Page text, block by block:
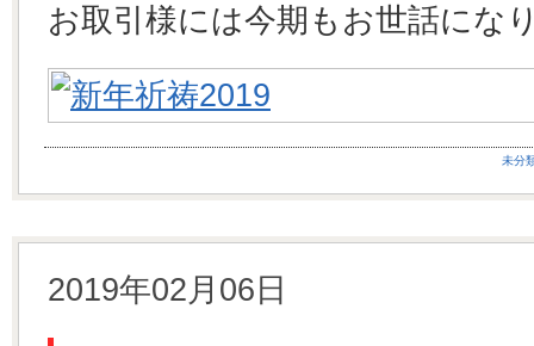
お取引様には今期もお世話にな
未分
2019年02月06日